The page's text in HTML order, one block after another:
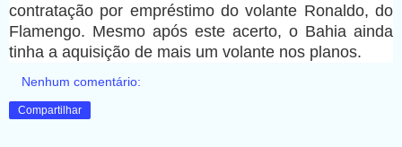
contratação por empréstimo do volante Ronaldo, do
Flamengo. Mesmo após este acerto, o Bahia ainda
tinha a aquisição de mais um volante nos planos.
Nenhum comentário:
Compartilhar